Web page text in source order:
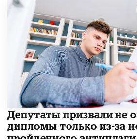
Депутаты призвали не
дипломы только из-за